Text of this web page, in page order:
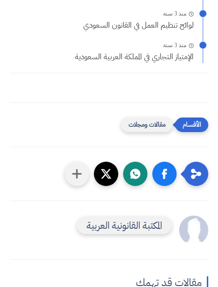
منذ 3 سنة
لوائح تنظيم العمل في القانون السعودي
منذ 3 سنة
الإمتياز التجاري في المملكة العربية السعودية
مقالات ومجلات
المكتبة القانونية العربية
مقالات قد تهمك